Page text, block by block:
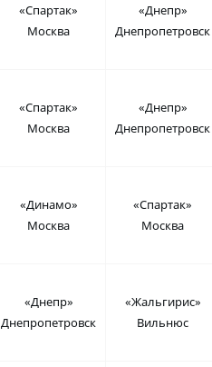
«Спартак»
Москва
«Днепр»
Днепропетровск
«Спартак»
Москва
«Днепр»
Днепропетровск
«Динамо»
Москва
«Спартак»
Москва
«Днепр»
Днепропетровск
«Жальгирис»
Вильнюс